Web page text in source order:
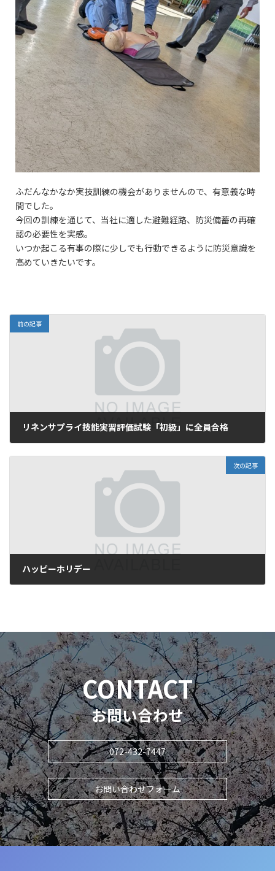
ふだんなかなか実技訓練の機会がありませんので、有意義な時
間でした。
今回の訓練を通じて、当社に適した避難経路、防災備蓄の再確
認の必要性を実感。
いつか起こる有事の際に少しでも行動できるように防災意識を
高めていきたいです。
前の記事
リネンサプライ技能実習評価試験「初級」に全員合格
次の記事
ハッピーホリデー
CONTACT
お問い合わせ
072-432-7447
お問い合わせフォーム